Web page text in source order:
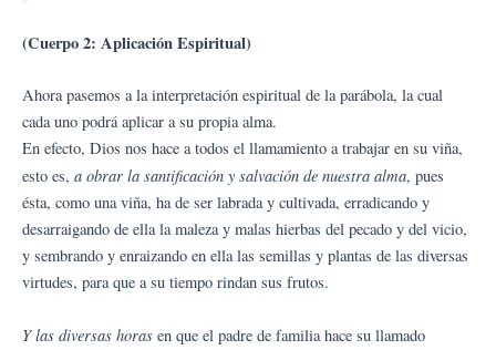
(Cuerpo 2: Aplicación Espiritual)
Ahora pasemos a la interpretación espiritual de la parábola, la cual
cada uno podrá aplicar a su propia alma.
En efecto, Dios nos hace a todos el llamamiento a trabajar en su viña,
esto es, a obrar la santificación y salvación de nuestra alma, pues
ésta, como una viña, ha de ser labrada y cultivada, erradicando y
desarraigando de ella la maleza y malas hierbas del pecado y del vicio,
y sembrando y enraizando en ella las semillas y plantas de las diversas
virtudes, para que a su tiempo rindan sus frutos.
Y las diversas horas en que el padre de familia hace su llamado